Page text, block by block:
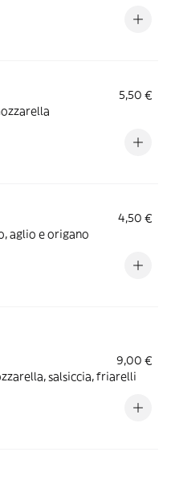
5,50 €
4,50 €
aglio e origano
9,00 €
salsiccia, friarelli